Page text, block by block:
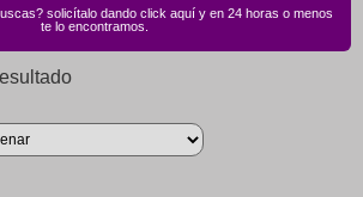
Bicicletas
Patinetas
solicítalo dando click aquí y en 24 horas o menos
te lo encontramos.